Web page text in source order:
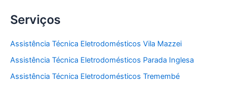
Serviços
Assistência Técnica Eletrodomésticos Vila Mazzei
Assistência Técnica Eletrodomésticos Parada Inglesa
Assistência Técnica Eletrodomésticos Tremembé